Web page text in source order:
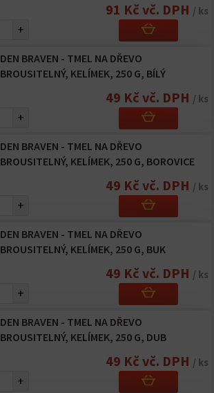
91 Kč vč. DPH / ks
+
DEN BRAVEN - TMEL NA DŘEVO
BROUSITELNÝ, KELÍMEK, 250 G, BÍLÝ
49 Kč vč. DPH / ks
+
DEN BRAVEN - TMEL NA DŘEVO
BROUSITELNÝ, KELÍMEK, 250 G, BOROVICE
49 Kč vč. DPH / ks
+
DEN BRAVEN - TMEL NA DŘEVO
BROUSITELNÝ, KELÍMEK, 250 G, BUK
49 Kč vč. DPH / ks
+
DEN BRAVEN - TMEL NA DŘEVO
BROUSITELNÝ, KELÍMEK, 250 G, DUB
49 Kč vč. DPH / ks
+